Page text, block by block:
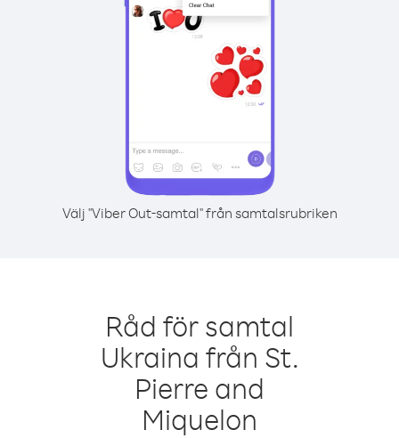
Välj "Viber Out-samtal" från samtalsrubriken
Råd för samtal
Ukraina från St.
Pierre and
Miquelon